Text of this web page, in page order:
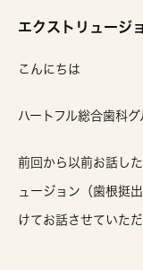
エクストリュージ
こんにちは
ハートフル総合歯科グ
前回から以前お話し
ュージョン（歯根挺
けてお話させていただ